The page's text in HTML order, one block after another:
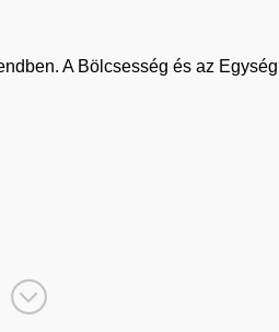
A Bölcsesség és az
;